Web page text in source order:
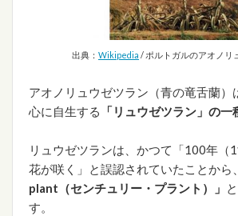
出典： Wikipedia / ポルトガルのアオノリ
アオノリュウゼツラン（青の竜舌蘭）
心に自生する
「リュウゼツラン」の一
リュウゼツランは、かつて「100年（
花が咲く」と誤認されていたことから、
plant（センチュリー・プラント）」
す。